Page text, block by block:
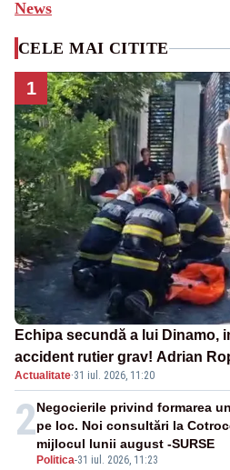
News
CELE MAI CITITE
1
Echipa secundă a lui Dinamo,
accident rutier grav! Adrian
Actualitate·31 iul. 2026, 11:20
2
Politica-31 iul. 2026, 11:23
Negocierile privind formarea
pe loc. Noi consultări la
mijlocul lunii august -SURSE